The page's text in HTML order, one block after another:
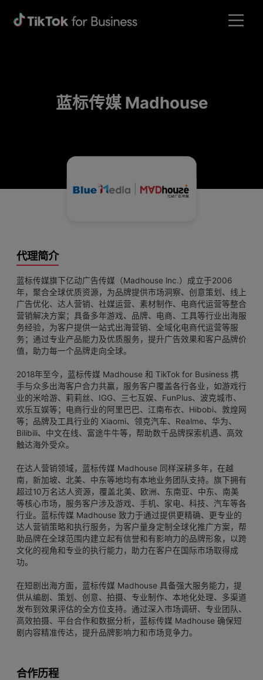
蓝标传媒 Madhouse
代理简介
蓝标传媒旗下亿动广告传媒（Madhouse lnc.）成立于2006
年，聚合全球优质资源，为品牌提供市场洞察、创意策划、线上
广告优化、达人营销、社媒运营、素材制作、电商代运营等整合
营销解决方案；具备多年游戏、品牌、电商、工具等行业出海服
务经验，为客户提供一站式出海营销、全域化电商代运营等服
务；通过专业产品能力及优质服务，提升广告效果和客户品牌价
值，助力每一个品牌走向全球。
2018年至今，蓝标传媒 Madhouse 和 TikTok for Business 携
手与众多出海客户合力共赢，服务客户覆盖各行各业，如游戏行
业的米哈游、莉莉丝、IGG、三七互娱、FunPlus、波克城市、
欢乐互娱等；电商行业的阿里巴巴、江南布衣、Hibobi、敦煌网
等；品牌及工具行业的 Xiaomi、领克汽车、Realme、华为、
Bilibili、中文在线、富途牛牛等，帮助数千品牌探索机遇、高效
触达海外受众。
在达人营销领域，蓝标传媒 Madhouse 同样深耕多年，在越
南，新加坡、北美、中东等地均有本地业务团队支持。旗下拥有
超过10万名达人资源，覆盖北美、欧洲、东南亚、中东、南美
等核心市场，服务客户涉及游戏、手机、家电、科技、汽车等各
行业。蓝标传媒 Madhouse 致力于通过提供更精确、更专业的
达人营销策略和执行服务，为客户量身定制全球化推广方案，帮
助品牌在全球范围内建立起有信誉和有影响力的品牌形象，以跨
文化的视角和专业的执行能力，助力在客户在国际市场取得成
功。
在短剧出海方面，蓝标传媒 Madhouse 具备强大服务能力，提
供从编剧、策划、创意、拍摄、专业制作、本地化处理、多渠道
发布到效果评估的全方位支持。通过深入市场调研、专业团队、
高效拍摄、平台合作和数据分析，蓝标传媒 Madhouse 确保短
剧内容精准传达，提升品牌影响力和市场竞争力。
合作历程